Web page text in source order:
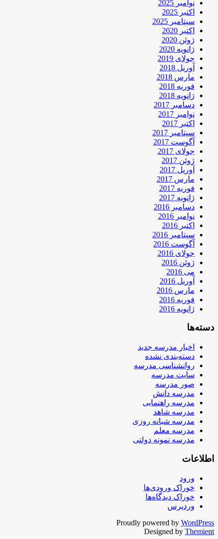
نوامبر 2025
اکتبر 2025
سپتامبر 2025
اکتبر 2020
ژوئن 2020
ژانویه 2020
جولای 2019
آوریل 2018
مارس 2018
فوریه 2018
ژانویه 2018
دسامبر 2017
نوامبر 2017
اکتبر 2017
سپتامبر 2017
آگوست 2017
جولای 2017
ژوئن 2017
آوریل 2017
مارس 2017
فوریه 2017
ژانویه 2017
دسامبر 2016
نوامبر 2016
اکتبر 2016
سپتامبر 2016
آگوست 2016
جولای 2016
ژوئن 2016
می 2016
آوریل 2016
مارس 2016
فوریه 2016
ژانویه 2016
دسته‌ها
اخبار مدرسه جدید
دسته‌بندی نشده
روانشناسی مدرسه
سایت مدرسه
صور مدرسه
مدرسه دانش
مدرسه راهنمایی
مدرسه شاهد
مدرسه شبانه روزی
مدرسه معلم
مدرسه نمونه دولتی
اطلاعات
ورود
خوراک ورودی‌ها
خوراک دیدگاه‌ها
وردپرس
Proudly powered by WordPress
Designed by Themient